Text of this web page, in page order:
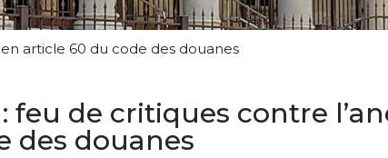
article 60 du code des douanes
feu de critiques contre
des douanes